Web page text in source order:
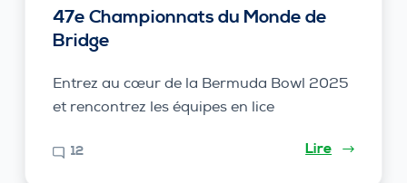
47e Championnats du Monde de
Bridge
Entrez au cœur de la Bermuda Bowl 2025
et rencontrez les équipes en lice
12 Lire